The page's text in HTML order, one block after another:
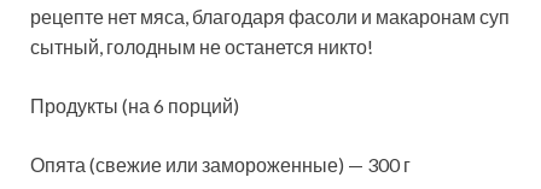
рецепте нет мяса, благодаря фасоли и макаронам суп
сытный, голодным неостанется никто!
Продукты (на 6 порций)
Опята (свежие или замороженные) — 300 г